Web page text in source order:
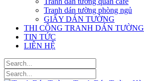
Tranh dán tường phòng ngủ
GIẤY DÁN TƯỜNG
THI CÔNG TRANH DÁN TƯỜNG
TIN TỨC
LIÊN HỆ